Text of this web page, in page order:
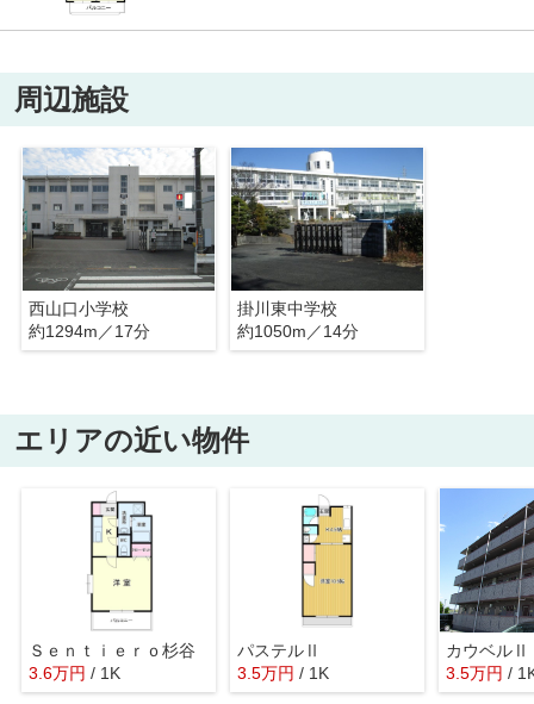
周辺施設
西山口小学校
約1294m／17分
掛川東中学校
約1050m／14分
エリアの近い物件
Ｓｅｎｔｉｅｒｏ杉谷
3.6万円 / 1K
パステルⅡ
3.5万円 / 1K
カウベルⅡ
3.5万円 /